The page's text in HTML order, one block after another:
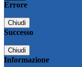
Errore
Chiudi
Successo
Chiudi
Informazione